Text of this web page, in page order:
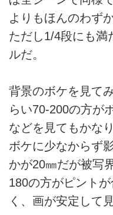
よりもほんのわず
ただし1/4段にも満
ルだ。
背景のボケを見て
らい70-200の方が
などを見てもかな
ボケに少なからず
かが20㎜だが被写
180の方がピント
く、画が安定して